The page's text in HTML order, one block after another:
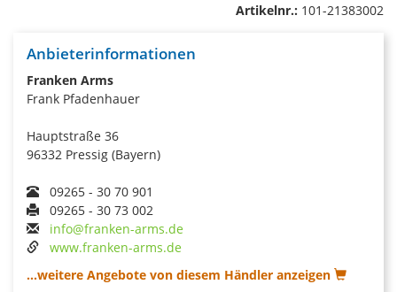
Artikelnr.: 101-21383002
Anbieterinformationen
Franken Arms
Frank Pfadenhauer
Hauptstraße 36
96332 Pressig (Bayern)
09265 - 30 70 901
09265 - 30 73 002
info@franken-arms.de
www.franken-arms.de
...weitere Angebote von diesem Händler anzeigen